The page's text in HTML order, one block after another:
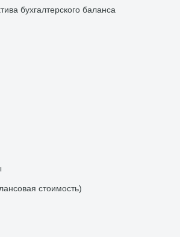
бухгалтерского баланса
стοимость)